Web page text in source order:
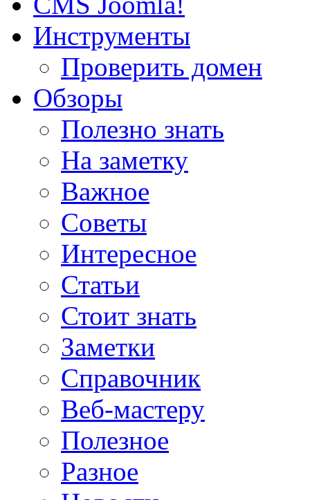
Инструменты
Проверить домен
Обзоры
Полезно знать
На заметку
Важное
Советы
Интересное
Статьи
Стоит знать
Заметки
Справочник
Веб-мастеру
Полезное
Разное